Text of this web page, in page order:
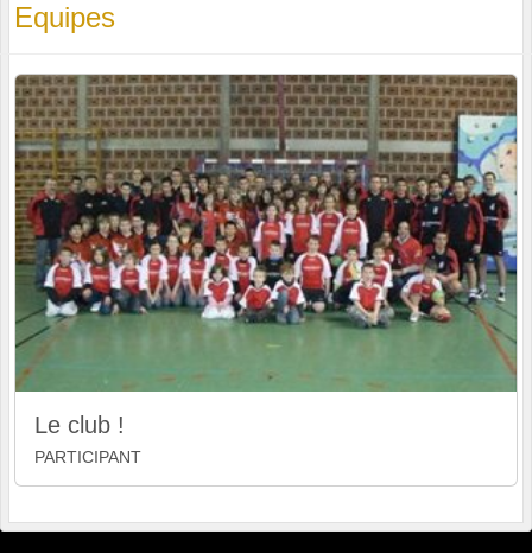
Equipes
Le club !
PARTICIPANT